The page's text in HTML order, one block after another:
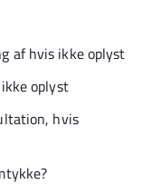
af hvis ikke oplyst
oplyst
hvis